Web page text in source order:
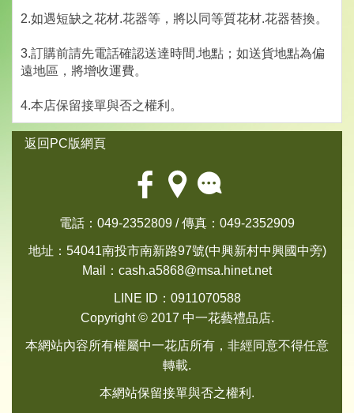
2.如遇短缺之花材.花器等，將以同等質花材.花器替換。
3.訂購前請先電話確認送達時間.地點；如送貨地點為偏
遠地區，將增收運費。
4.本店保留接單與否之權利。
返回PC版網頁
電話：049-2352809 / 傳真：049-2352909
地址：54041南投市南新路97號(中興新村中興國中旁)
Mail： cash.a5868@msa.hinet.net
LINE ID：0911070588
Copyright © 2017 中一花藝禮品店.
本網站內容所有權屬中一花店所有，非經同意不得任意
轉載.
本網站保留接單與否之權利.